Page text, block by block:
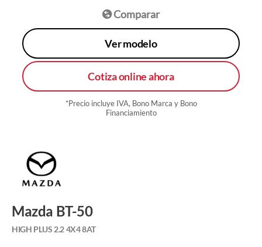
Comparar
Ver modelo
Cotiza online ahora
*Precio incluye IVA, Bono Marca y Bono
Financiamiento
Mazda BT-50
HIGH PLUS 2.2 4X4 8AT